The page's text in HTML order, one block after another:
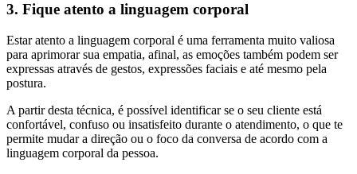
3. Fique atento a linguagem corporal
Estar atento a linguagem corporal é uma ferramenta muito valiosa
para aprimorar sua empatia, afinal, as emoções também podem ser
expressas através de gestos, expressões faciais e até mesmo pela
postura.
A partir desta técnica, é possível identificar se o seu cliente está
confortável, confuso ou insatisfeito durante o atendimento, o que te
permite mudar a direção ou o foco da conversa de acordo com a
linguagem corporal da pessoa.